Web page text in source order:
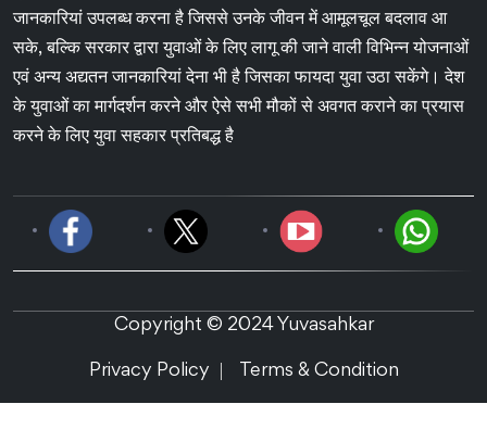
जानकारियां उपलब्ध करना है जिससे उनके जीवन में आमूलचूल बदलाव आ
सके, बल्कि सरकार द्वारा युवाओं के लिए लागू की जाने वाली विभिन्न योजनाओं
एवं अन्य अद्यतन जानकारियां देना भी है जिसका फायदा युवा उठा सकेंगे। देश
के युवाओं का मार्गदर्शन करने और ऐसे सभी मौकों से अवगत कराने का प्रयास
करने के लिए युवा सहकार प्रतिबद्ध है
Copyright © 2024 Yuvasahkar
Privacy Policy Terms & Condition